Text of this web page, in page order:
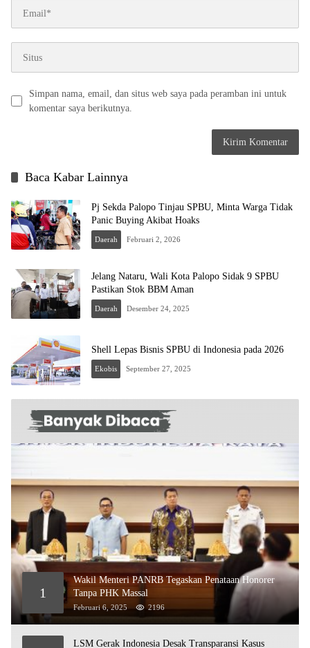
Simpan nama, email, dan situs web saya pada peramban ini untuk
komentar saya berikutnya.
Baca Kabar Lainnya
Pj Sekda Palopo Tinjau SPBU, Minta Warga Tidak
Panic Buying Akibat Hoaks
Daerah Februari 2, 2026
Jelang Nataru, Wali Kota Palopo Sidak 9 SPBU
Pastikan Stok BBM Aman
Daerah Desember 24, 2025
Shell Lepas Bisnis SPBU di Indonesia pada 2026
Ekobis September 27, 2025
1
Wakil Menteri PANRB Tegaskan Penataan Honorer
Tanpa PHK Massal
Februari 6, 2025 2196
LSM Gerak Indonesia Desak Transparansi Kasus